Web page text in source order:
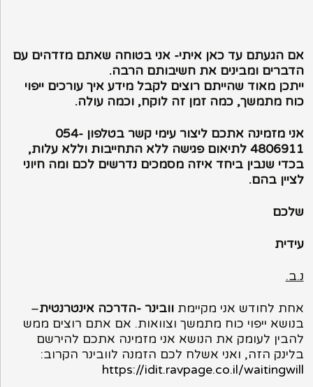
אם הגעתם עד כאן איתי- אני בטוחה שאתם מזדהים עם
הדברים ומבינים את חשיבותם הרבה.
ייתכן מאוד שהייתם רוצים לקבל מידע איך עורכים ייפוי
כוח מתמשך, כמה זמן זה לוקח, וכמה עולה.
אני מזמינה אתכם ליצור עימי קשר בטלפון 054-
4806911 לתיאום פגישה ללא התחייבות וללא עלות,
בכדי שנבין ביחד איזה מסמכים נדרשים לכם ומה חיוני
לציין בהם.
שלכם
עידית
נ.ב.
אחת לחודש אני מקיימתוובינר -הדרכה אינטרנטית–
בנושא ייפוי כוח מתמשך וצוואות. אם אתם רוצים ממש
להבין לעומק את הנושא אני מזמינה אתכם להירשם
בלינק הזה, ואני אשלח לכם הזמנה לוובינר הקרוב:
https://idit.ravpage.co.il/waitingwill